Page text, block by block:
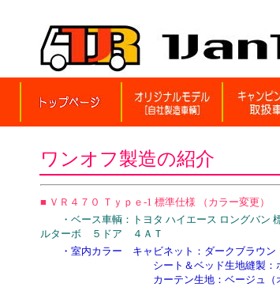
ワンオフ製造の紹介
■ ＶＲ４７０ Ｔｙｐｅ‐1 標準仕様 （カラー変更）
・ベース車輌：トヨタ ハイエース ロングバン
ルターボ ５ドア ４ＡＴ
・室内カラー キャビネット：ダークブラウン
シート＆ベッド生地縫製：ホワイ
カーテン生地：ベージュ（オプシ